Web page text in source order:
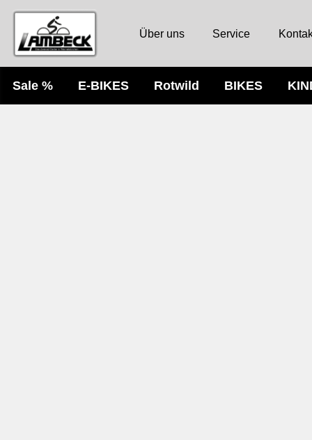
Über uns Service
Sale % E-BIKES Rotwild BIKES